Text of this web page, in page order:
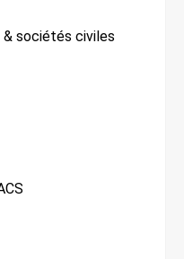
sociétés civiles